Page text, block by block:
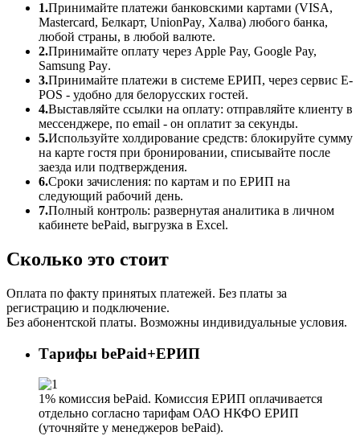
1.Принимайте платежи банковскими картами (VISA,
Mastercard, Белкарт, UnionPay, Халва) любого банка,
любой страны, в любой валюте.
2.Принимайте оплату через Apple Pay, Google Pay,
Samsung Pay.
3.Принимайте платежи в системе ЕРИП, через сервис E-
POS - удобно для белорусских гостей.
4.Выставляйте ссылки на оплату: отправляйте клиенту в
мессенджере, по email - он оплатит за секунды.
5.Используйте холдирование средств: блокируйте сумму
на карте гостя при бронировании, списывайте после
заезда или подтверждения.
6.Сроки зачисления: по картам и по ЕРИП на
следующий рабочий день.
7.Полный контроль: развернутая аналитика в личном
кабинете bePaid, выгрузка в Excel.
Сколько это стоит
Оплата по факту принятых платежей. Без платы за
регистрацию и подключение.
Без абонентской платы. Возможны индивидуальные условия.
Тарифы bePaid+ЕРИП
1% комиссия bePaid. Комиссия ЕРИП оплачивается
отдельно согласно тарифам ОАО НКФО ЕРИП
(уточняйте у менеджеров bePaid).